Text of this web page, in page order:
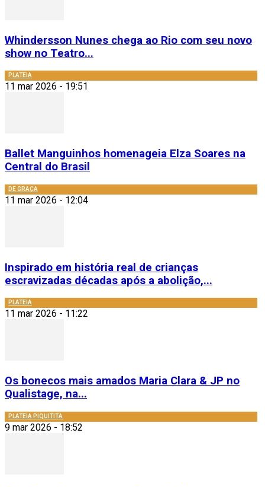
Whindersson Nunes chega ao Rio com seu novo
show no Teatro...
PLATEIA
11 mar 2026 - 19:51
Ballet Manguinhos homenageia Elza Soares na
Central do Brasil
DE GRAÇA
11 mar 2026 - 12:04
Inspirado em história real de crianças
escravizadas décadas após a abolição,...
PLATEIA
11 mar 2026 - 11:22
Os bonecos mais amados Maria Clara & JP no
Qualistage, na...
PLATEIA PIQUITITA
9 mar 2026 - 18:52